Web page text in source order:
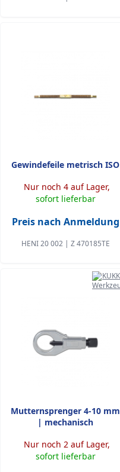
Gewindefeile metrisch ISO
Nur noch 4 auf Lager,
sofort lieferbar
Preis nach Anmeldung
HENI 20 002 | Z 470185TE
Mutternsprenger 4-10 mm
| mechanisch
Nur noch 2 auf Lager,
sofort lieferbar